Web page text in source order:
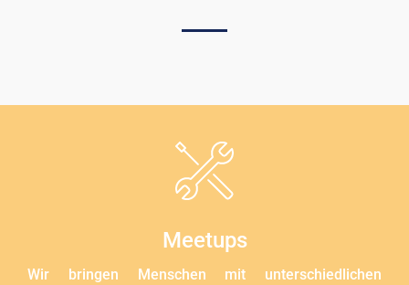
Meetups
Wir bringen Menschen mit unterschiedlichen